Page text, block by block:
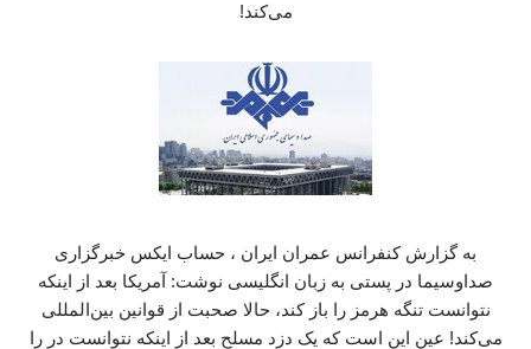
می‌کند!
به گزارش کنفرانس عمران ایران ، حساب ایکس خبرگزاری
صداوسیما در پستی به زبان انگلیسی نوشت: آمریکا بعد از اینکه
نتوانست تنگه هرمز را باز کند، حالا صحبت از قوانین بین‌المللی
می‌کند! عین این است که یک دزد مسلح بعد از اینکه نتوانست در را